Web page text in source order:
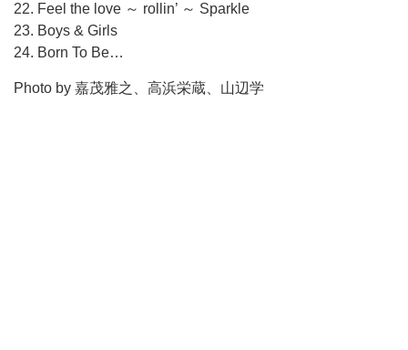
22. Feel the love ～ rollin’ ～ Sparkle
23. Boys & Girls
24. Born To Be…
Photo by 嘉茂雅之、高浜栄蔵、山辺学